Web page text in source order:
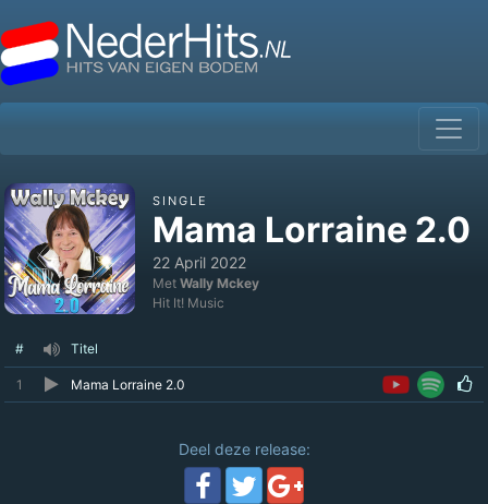
SINGLE
Mama Lorraine 2.0
22 April 2022
Met Wally Mckey
Hit It! Music
# Titel
1 Mama Lorraine 2.0
Deel deze release: